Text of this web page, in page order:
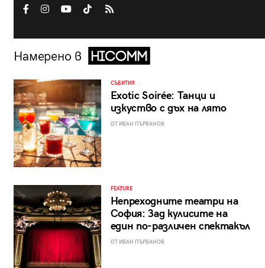
Намерено в
СЪБИТИЯ
Exotic Soirée: Танци и
изкуство с дъх на лято
ОТ ИВАН ПЪРВАНОВ
FEATURE
Непреходните театри на
София: Зад кулисите на
един по-различен спектакъл
ОТ ИВАН ПЪРВАНОВ